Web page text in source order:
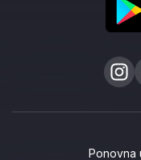
Ponovna